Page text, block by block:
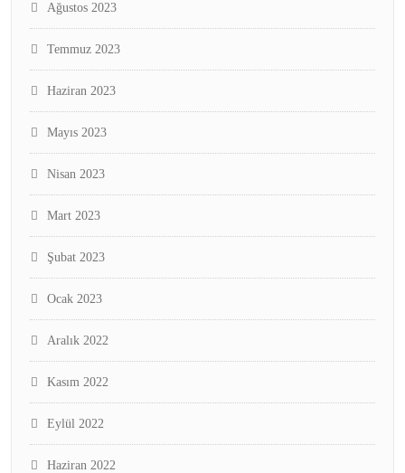
Ağustos 2023
Temmuz 2023
Haziran 2023
Mayıs 2023
Nisan 2023
Mart 2023
Şubat 2023
Ocak 2023
Aralık 2022
Kasım 2022
Eylül 2022
Haziran 2022